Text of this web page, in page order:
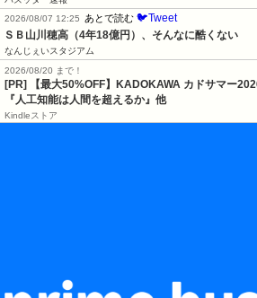
2026/08/07 12:25
あとで読む 🐦Tweet
ＳＢ山川穂高（4年18億円）、そんなに酷くない
なんじぇいスタジアム
2026/08/20 まで！
[PR]
【最大50%OFF】KADOKAWA カドサマー
『人工知能は人間を超えるか』他
Kindleストア